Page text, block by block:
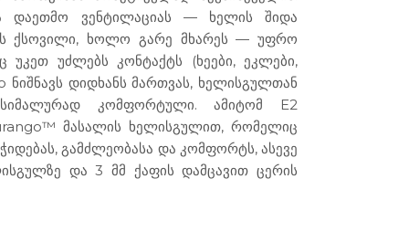
დაეთმო ვენტილაციას — ხელის შიდა
ქსოვილი, ხოლო გარე მხარეს — უფრო
უკეთ უძლებს კონტაქტს (ხეები, ეკლები,
ნიშნავს დიდხანს მართვას, ხელისგულთან
კომფორტული. ამიტომ E2
მასალის ხელისგულით, რომელიც
გამძლეობასა და კომფორტს, ასევე
და 3 მმ ქაფის დამცავით ცერის